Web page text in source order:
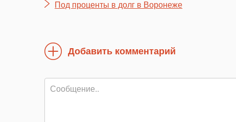
Под проценты в долг в Воронеже
Добавить комментарий